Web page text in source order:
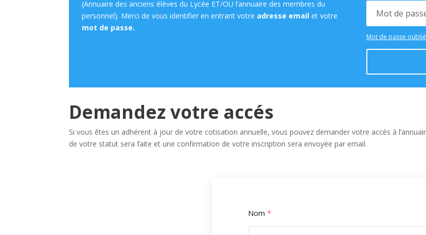
(Annuaire des anciens élèves du Lycée ET/OU l’annuaire des membres du
personnel). Merci de vous identifier en entrant votre adresse email et votre
mot de passe.
Mot de passe
Demandez votre accés
Si vous êtes un adhérent à jour de votre cotisation annuelle, vous pouvez demander votre accés à
de votre statut sera faite et une confirmation de votre inscription sera envoyée par email.
Nom *